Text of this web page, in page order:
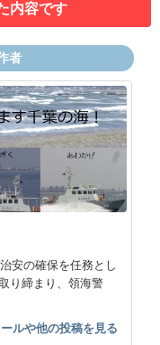
内容です
者
安の確保を任務とし
り締まり、領海警
ルや他の投稿を見る